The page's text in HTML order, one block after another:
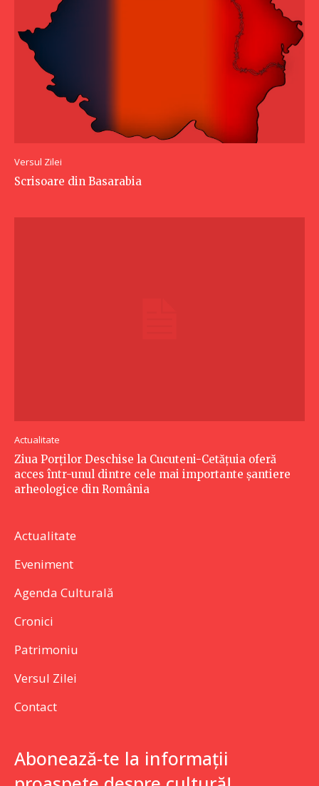
Versul Zilei
Scrisoare din Basarabia
Actualitate
Ziua Porților Deschise la Cucuteni-Cetățuia oferă
acces într-unul dintre cele mai importante șantiere
arheologice din România
Actualitate
Eveniment
Agenda Culturală
Cronici
Patrimoniu
Versul Zilei
Contact
Abonează-te la informații